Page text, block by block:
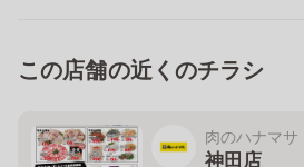
この店舗の近くのチラシ
肉のハナマサ
神田店